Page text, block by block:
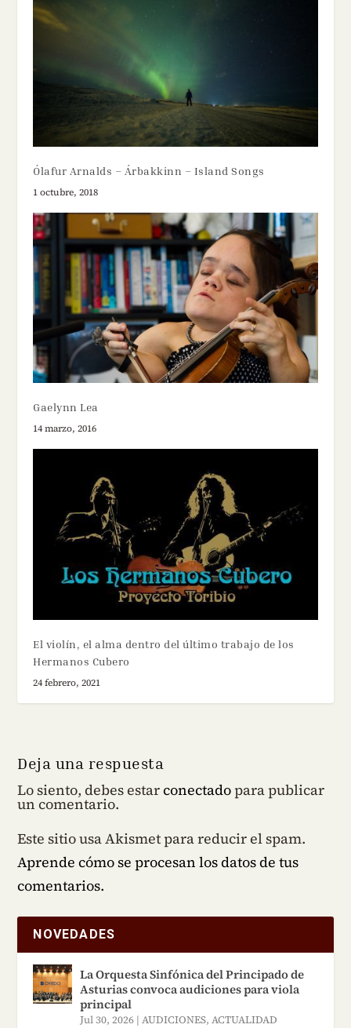
Ólafur Arnalds – Árbakkinn – Island Songs
1 octubre, 2018
Gaelynn Lea
14 marzo, 2016
El violín, el alma dentro del último trabajo de los
Hermanos Cubero
24 febrero, 2021
Deja una respuesta
Lo siento, debes estarconectadopara publicar
un comentario.
Este sitio usa Akismet para reducir el spam.
Aprende cómo se procesan los datos de tus
comentarios.
NOVEDADES
La Orquesta Sinfónica del Principado de
Asturias convoca audiciones para viola
principal
Jul 30, 2026 |AUDICIONES,ACTUALIDAD